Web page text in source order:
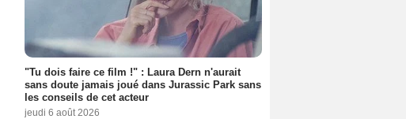
"Tu dois faire ce film !" : Laura Dern n'aurait
sans doute jamais joué dans Jurassic Park sans
les conseils de cet acteur
jeudi 6 août 2026